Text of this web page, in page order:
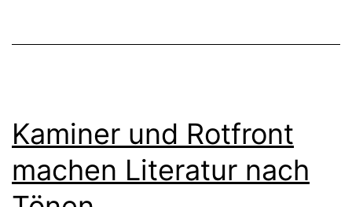
Kaminer und Rotfront
machen Literatur nach